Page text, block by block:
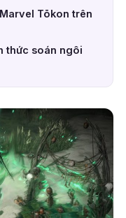
Tōkon trên
thức soán ngôi